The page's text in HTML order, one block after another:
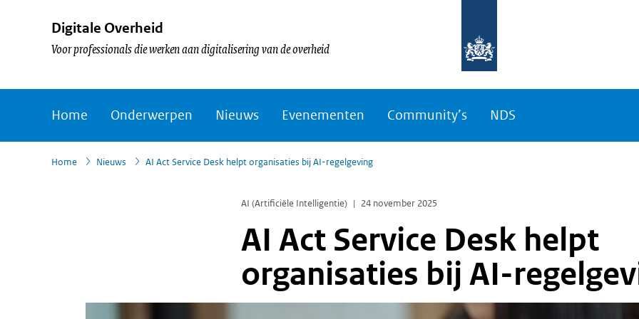
Digitale Overheid
Voor professionals die werken aan digitalisering van de overheid
Home Onderwerpen Nieuws Evenementen Community’s NDS
Home
› Nieuws
› AI Act Service Desk helpt organisaties bij AI-regelgeving
AI Act Service Desk helpt
organisaties bij AI-
AI (Artificiële Intelligentie) 24 november 2025